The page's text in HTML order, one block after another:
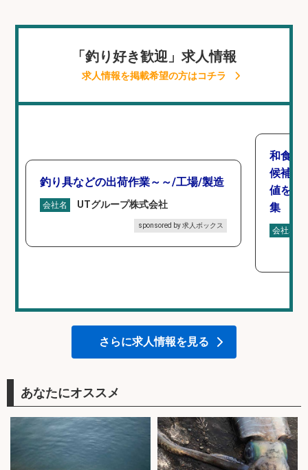
「釣り好き歓迎」求人情報
求人情報を掲載希望の方はコチラ
釣り具などの出荷作業～～/工場/製造
会社名 UTグループ株式会社
sponsored by 求人ボックス
和食,
候補/
値を上
集
会社名
さらに求人情報を見る
あなたにオススメ